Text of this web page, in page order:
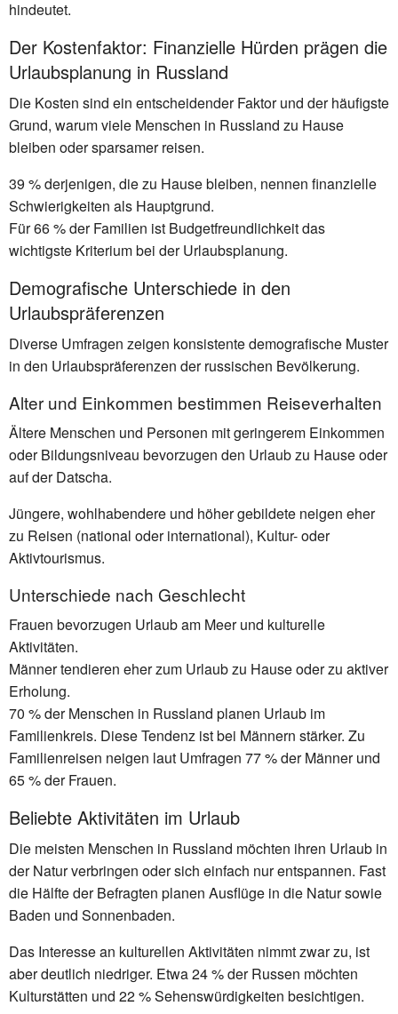
hindeutet.
Der Kostenfaktor: Finanzielle Hürden prägen die
Urlaubsplanung in Russland
Die Kosten sind ein entscheidender Faktor und der häufigste
Grund, warum viele Menschen in Russland zu Hause
bleiben oder sparsamer reisen.
39 % derjenigen, die zu Hause bleiben, nennen finanzielle
Schwierigkeiten als Hauptgrund.
Für 66 % der Familien ist Budgetfreundlichkeit das
wichtigste Kriterium bei der Urlaubsplanung.
Demografische Unterschiede in den
Urlaubspräferenzen
Diverse Umfragen zeigen konsistente demografische Muster
in den Urlaubspräferenzen der russischen Bevölkerung.
Alter und Einkommen bestimmen Reiseverhalten
Ältere Menschen und Personen mit geringerem Einkommen
oder Bildungsniveau bevorzugen den Urlaub zu Hause oder
auf der Datscha.
Jüngere, wohlhabendere und höher gebildete neigen eher
zu Reisen (national oder international), Kultur- oder
Aktivtourismus.
Unterschiede nach Geschlecht
Frauen bevorzugen Urlaub am Meer und kulturelle
Aktivitäten.
Männer tendieren eher zum Urlaub zu Hause oder zu aktiver
Erholung.
70 % der Menschen in Russland planen Urlaub im
Familienkreis. Diese Tendenz ist bei Männern stärker. Zu
Familienreisen neigen laut Umfragen 77 % der Männer und
65 % der Frauen.
Beliebte Aktivitäten im Urlaub
Die meisten Menschen in Russland möchten ihren Urlaub in
der Natur verbringen oder sich einfach nur entspannen. Fast
die Hälfte der Befragten planen Ausflüge in die Natur sowie
Baden und Sonnenbaden.
Das Interesse an kulturellen Aktivitäten nimmt zwar zu, ist
aber deutlich niedriger. Etwa 24 % der Russen möchten
Kulturstätten und 22 % Sehenswürdigkeiten besichtigen.